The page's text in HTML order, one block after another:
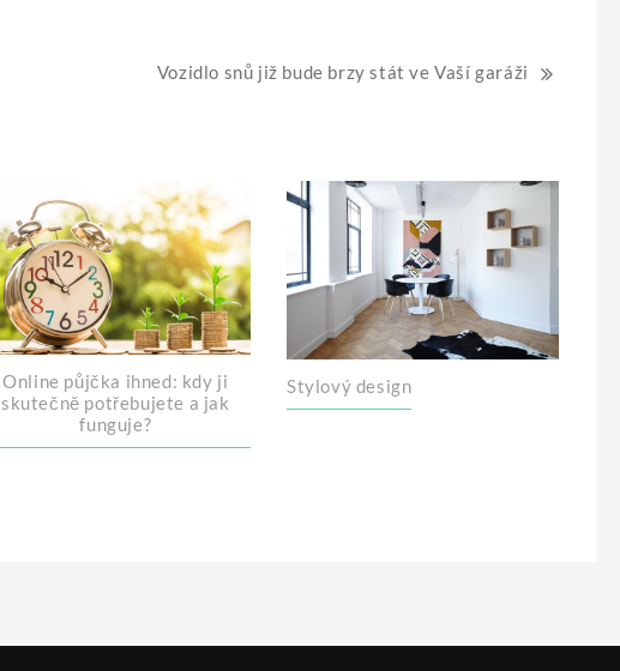
Vozidlo snů již bude brzy stát ve Vaší garáži
Online půjčka ihned: kdy ji
skutečně potřebujete a jak
funguje?
Stylový design